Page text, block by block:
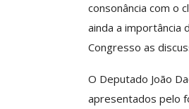
consonância com o
ainda a importância
Congresso as
O Deputado João
apresentados pelo